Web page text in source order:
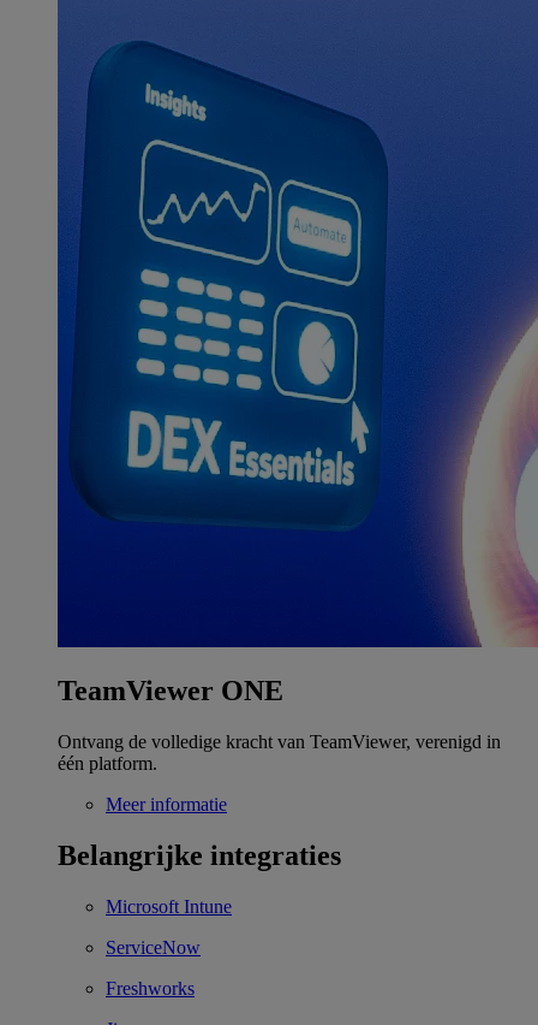
TeamViewer ONE
Ontvang de volledige kracht van TeamViewer, verenigd in
één platform.
Meer informatie
Belangrijke integraties
Microsoft Intune
ServiceNow
Freshworks